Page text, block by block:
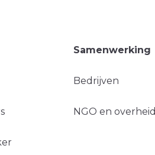
Samenwerking
Bedrijven
NGO en overheid